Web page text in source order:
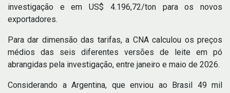
investigação e em US$ 4.196,72/ton para os novos
exportadores.
Para dar dimensão das tarifas, a CNA calculou os preços
médios das seis diferentes versões de leite em pó
abrangidas pela investigação, entre janeiro e maio de 2026.
Considerando a Argentina, que enviou ao Brasil 49 mil